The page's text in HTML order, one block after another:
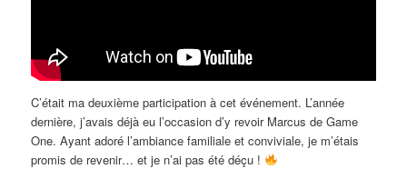
C’était ma deuxième participation à cet événement. L’année
dernière, j’avais déjà eu l’occasion d’y revoir Marcus de Game
One. Ayant adoré l’ambiance familiale et conviviale, je m’étais
promis de revenir… et je n’ai pas été déçu !